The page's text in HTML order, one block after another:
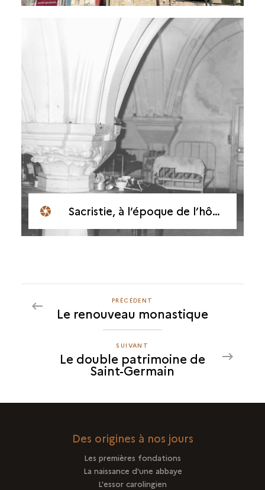
Sacristie, à l’époque de l’hôpital
PRÉCÉDENT
LE
DOUBLE
PATRIMOINE
DE
SAINT-
PRÉCÉDENT
Le renouveau monastique
SUIVANT
LE
DOUBLE
DE
SUIVANT
Le double patrimoine de
Saint-Germain
Des origines à nos jours
Les premières fondations
La naissance d'une abbaye
L'essor carolingien